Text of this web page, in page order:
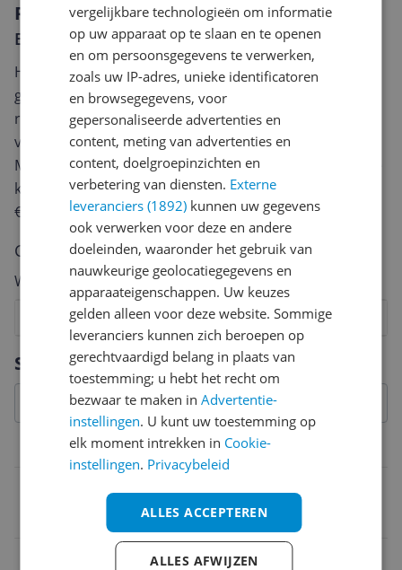
Specificaties
Belangrijkste kenmerken
Reviews
Er zijn nog geen reviews geschreven
Heb jij dit product in bezit en wil je graag je mening
geven? Start dan hieronder met het schrijven van je
review. Afhankelijk van de details duurt het schrijven
van een review gemiddeld tussen de 3 en 10 minuten.
Met jouw mening help je andere bezoekers een betere
keuze te maken én maak je iedere maand kans op
€250,-!
Klik hier voor de actievoorwaarden.
Cijfer
Welk cijfer geef jij dit product?
9
8
7
6
5
4
3
2
Vraag 1 van 4
vergelijkbare technologieën om informatie
op uw apparaat op te slaan en te openen
en om persoonsgegevens te verwerken,
zoals uw IP-adres, unieke identificatoren
en browsegegevens, voor
gepersonaliseerde advertenties en
content, meting van advertenties en
content, doelgroepinzichten en
verbetering van diensten. Externe
leveranciers (1892) kunnen uw gegevens
ook verwerken voor deze en andere
doeleinden, waaronder het gebruik van
nauwkeurige geolocatiegegevens en
apparaateigenschappen. Uw keuzes
gelden alleen voor deze website. Sommige
leveranciers kunnen zich beroepen op
gerechtvaardigd belang in plaats van
toestemming; u hebt het recht om
bezwaar te maken inAdvertentie-
instellingen. U kunt uw toestemming op
elk moment intrekken in Cookie-
instellingen. Privacybeleid
ALLES ACCEPTEREN
ALLES AFWIJZEN